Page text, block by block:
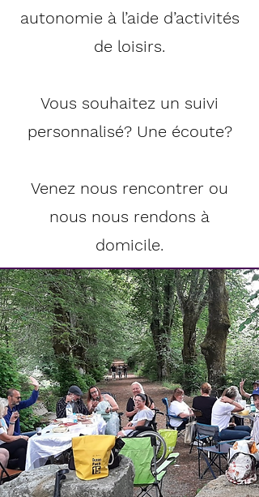
autonomie à l’aide d’activités
de loisirs.
Vous souhaitez un suivi
personnalisé? Une écoute?
Venez nous rencontrer ou
nous nous rendons à
domicile.​​